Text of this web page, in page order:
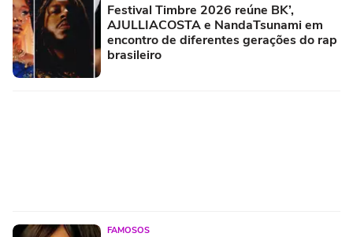
Festival Timbre 2026 reúne BK’,
AJULLIACOSTA e NandaTsunami em
encontro de diferentes gerações do rap
brasileiro
FAMOSOS